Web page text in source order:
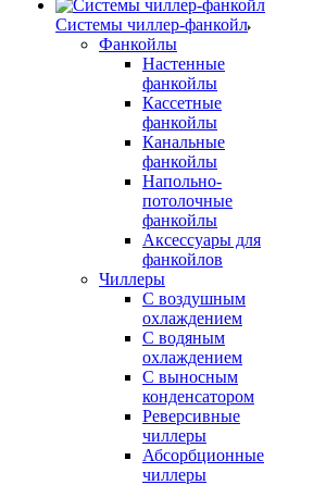
Системы чиллер-фанкойл
Фанкойлы
Настенные
фанкойлы
Кассетные
фанкойлы
Канальные
фанкойлы
Напольно-
потолочные
фанкойлы
Аксессуары для
фанкойлов
Чиллеры
С воздушным
охлаждением
С водяным
охлаждением
С выносным
конденсатором
Реверсивные
чиллеры
Абсорбционные
чиллеры